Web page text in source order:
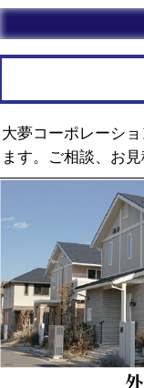
大夢コーポレーシ
ます。ご相談、お